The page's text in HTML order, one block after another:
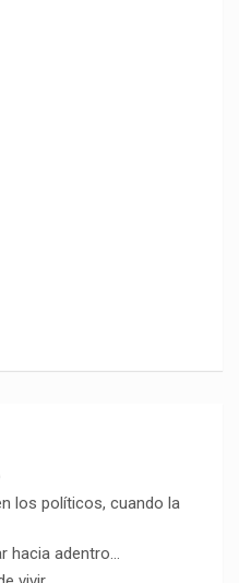
los políticos, cuando la
hacia adentro…